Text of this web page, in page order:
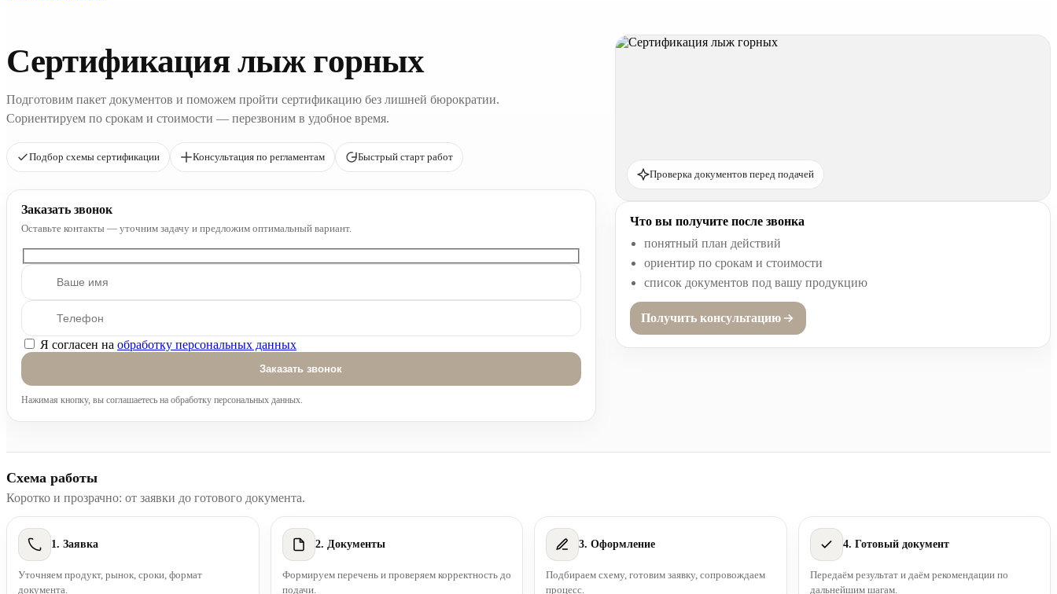
Сертификация лыж горных
Подготовим пакет документов и поможем пройти сертификацию без лишней бюрократии.
Сориентируем по срокам и стоимости — перезвоним в удобное время.
Подбор схемы сертификации Консультация по регламентам Быстрый старт работ
Заказать звонок
Оставьте контакты — уточним задачу и предложим оптимальный вариант.
Оставьте это поле пустым.
Я согласен на обработку персональных данных
Нажимая кнопку, вы соглашаетесь на обработку персональных данных.
Проверка документов перед подачей
Что вы получите после звонка
понятный план действий
ориентир по срокам и стоимости
список документов под вашу продукцию
Получить консультацию
Схема работы
Коротко и прозрачно: от заявки до готового документа.
1. Заявка
Уточняем продукт, рынок, сроки, формат
документа.
2. Документы
Формируем перечень и проверяем корректность до
подачи.
3. Оформление
Подбираем схему, готовим заявку, сопровождаем
процесс.
4. Готовый документ
Передаём результат и даём рекомендации по
дальнейшим шагам.